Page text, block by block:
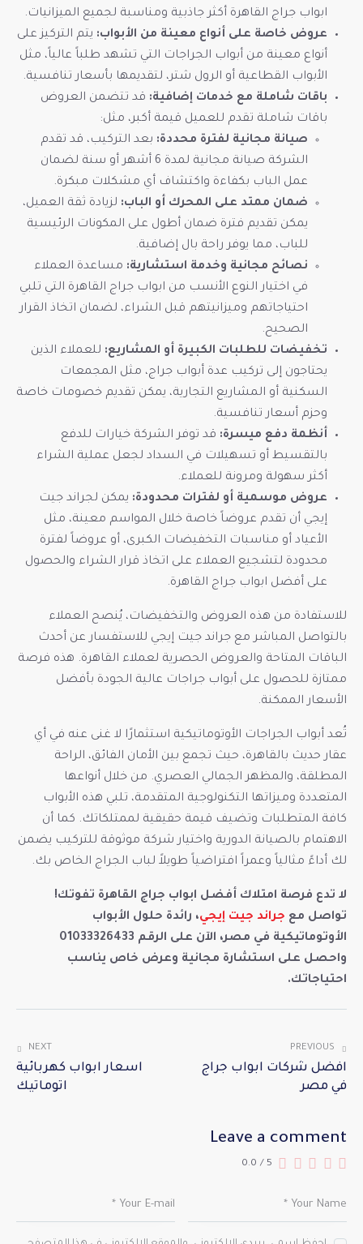
ابواب جراج القاهرة أكثر جاذبية ومناسبة لجميع الميزانيات.
عروض خاصة على أنواع معينة من الأبواب: يتم التركيز على
أنواع معينة من أبواب الجراجات التي تشهد طلباً عالياً، مثل
الأبواب القطاعية أو الرول شتر، لتقديمها بأسعار تنافسية.
باقات شاملة مع خدمات إضافية: قد تتضمن العروض
باقات شاملة تقدم للعميل قيمة أكبر، مثل:
صيانة مجانية لفترة محددة: بعد التركيب، قد تقدم
الشركة صيانة مجانية لمدة 6 أشهر أو سنة لضمان
عمل الباب بكفاءة واكتشاف أي مشكلات مبكرة.
ضمان ممتد على المحرك أو الباب: لزيادة ثقة العميل،
يمكن تقديم فترة ضمان أطول على المكونات الرئيسية
للباب، مما يوفر راحة بال إضافية.
نصائح مجانية وخدمة استشارية: مساعدة العملاء
في اختيار النوع الأنسب من ابواب جراج القاهرة التي تلبي
احتياجاتهم وميزانيتهم قبل الشراء، لضمان اتخاذ القرار
الصحيح.
تخفيضات للطلبات الكبيرة أو المشاريع: للعملاء الذين
يحتاجون إلى تركيب عدة أبواب جراج، مثل المجمعات
السكنية أو المشاريع التجارية، يمكن تقديم خصومات خاصة
وحزم أسعار تنافسية.
أنظمة دفع ميسرة: قد توفر الشركة خيارات للدفع
بالتقسيط أو تسهيلات في السداد لجعل عملية الشراء
أكثر سهولة ومرونة للعملاء.
عروض موسمية أو لفترات محدودة: يمكن لجراند جيت
إيجي أن تقدم عروضاً خاصة خلال المواسم معينة، مثل
الأعياد أو مناسبات التخفيضات الكبرى، أو عروضاً لفترة
محدودة لتشجيع العملاء على اتخاذ قرار الشراء والحصول
على أفضل ابواب جراج القاهرة.
للاستفادة من هذه العروض والتخفيضات، يُنصح العملاء
بالتواصل المباشر مع جراند جيت إيجي للاستفسار عن أحدث
الباقات المتاحة والعروض الحصرية لعملاء القاهرة. هذه فرصة
ممتازة للحصول على أبواب جراجات عالية الجودة بأفضل
الأسعار الممكنة.
تُعد أبواب الجراجات الأوتوماتيكية استثمارًا لا غنى عنه في أي
عقار حديث بالقاهرة، حيث تجمع بين الأمان الفائق، الراحة
المطلقة، والمظهر الجمالي العصري. من خلال أنواعها
المتعددة وميزاتها التكنولوجية المتقدمة، تلبي هذه الأبواب
كافة المتطلبات وتضيف قيمة حقيقية لممتلكاتك. كما أن
الاهتمام بالصيانة الدورية واختيار شركة موثوقة للتركيب يضمن
لك أداءً مثالياً وعمراً افتراضياً طويلاً لباب الجراج الخاص بك.
لا تدع فرصة امتلاك أفضل ابواب جراج القاهرة تفوتك!
تواصل مع جراند جيت إيجي، رائدة حلول الأبواب
الأوتوماتيكية في مصر، الآن على الرقم 01033326433
واحصل على استشارة مجانية وعرض خاص يناسب
احتياجاتك.
PREVIOUS
افضل شركات ابواب جراج
في مصر
NEXT
اسعار ابواب كهربائية
اتوماتيك
Leave a comment
0.0 / 5